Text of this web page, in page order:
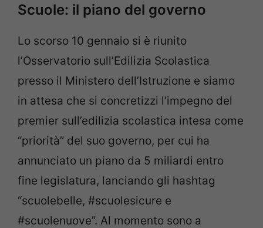
Scuole: il piano del governo
Lo scorso 10 gennaio si è riunito
l’Osservatorio sull’Edilizia Scolastica
presso il Ministero dell’Istruzione e siamo
in attesa che si concretizzi l’impegno del
premier sull’edilizia scolastica intesa come
“priorità” del suo governo, per cui ha
annunciato un piano da 5 miliardi entro
fine legislatura, lanciando gli hashtag
“scuolebelle, #scuolesicure e
#scuolenuove”. Al momento sono a